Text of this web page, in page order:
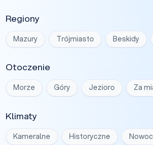
Regiony
Mazury Trójmiasto Beskidy
Otoczenie
Morze Góry Jezioro Za
Klimaty
Kameralne Historyczne